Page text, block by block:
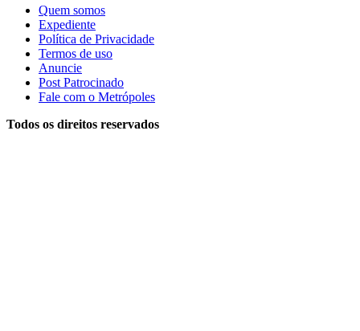
Quem somos
Expediente
Política de Privacidade
Termos de uso
Anuncie
Post Patrocinado
Fale com o Metrópoles
Todos os direitos reservados